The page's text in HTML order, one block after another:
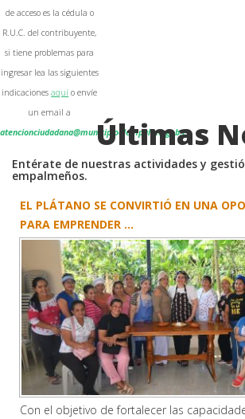
de acceso es la cédula o
R.U.C. del contribuyente,
si tiene problemas para
ingresar lea las siguientes
indicacionesaquí o envíe
un email a
atencionciudadana@municipioelempalme.gob.ec
Últimas
Entérate de nuestras actividades y
empalmeños.
EL PLÁTANO SE CONVIRTIÓ EN UNA
PARA EMPRENDER ...
Con el objetivo de fortalecer las